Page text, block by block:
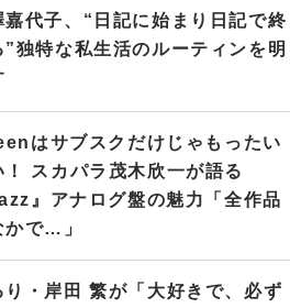
嘉代子、“日記に始まり日記で終
”独特な私生活のルーティンを明
はサブスクだけじゃもったい
！ スカパラ茂木欣一が語る
』アナログ盤の魅力「全作品
かで…」
り・岸田 繁が「大好きで、必ず